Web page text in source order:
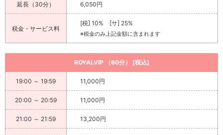
延長（30分） 6,050円
税金・サービス料
[税] 10% [サ] 25%
※税金のみ上記金額に含まれます
ROYALVIP （60分） [税込]
19:00 ～ 19:59 11,000円
20:00 ～ 20:59 11,000円
21:00 ～ 21:59 13,200円